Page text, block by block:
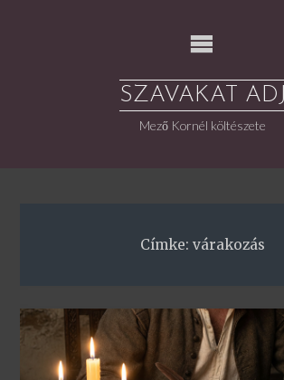
SZAVAKAT ADJ
Mező Kornél költészete
Címke: várakozás